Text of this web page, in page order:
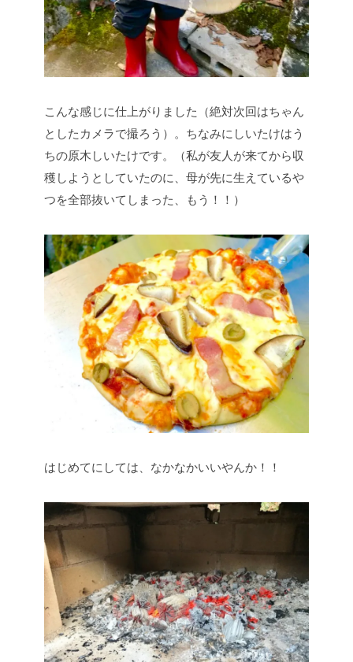
こんな感じに仕上がりました（絶対次回はちゃん
としたカメラで撮ろう）。ちなみにしいたけはう
ちの原木しいたけです。（私が友人が来てから収
穫しようとしていたのに、母が先に生えているや
つを全部抜いてしまった、もう！！）
はじめてにしては、なかなかいいやんか！！